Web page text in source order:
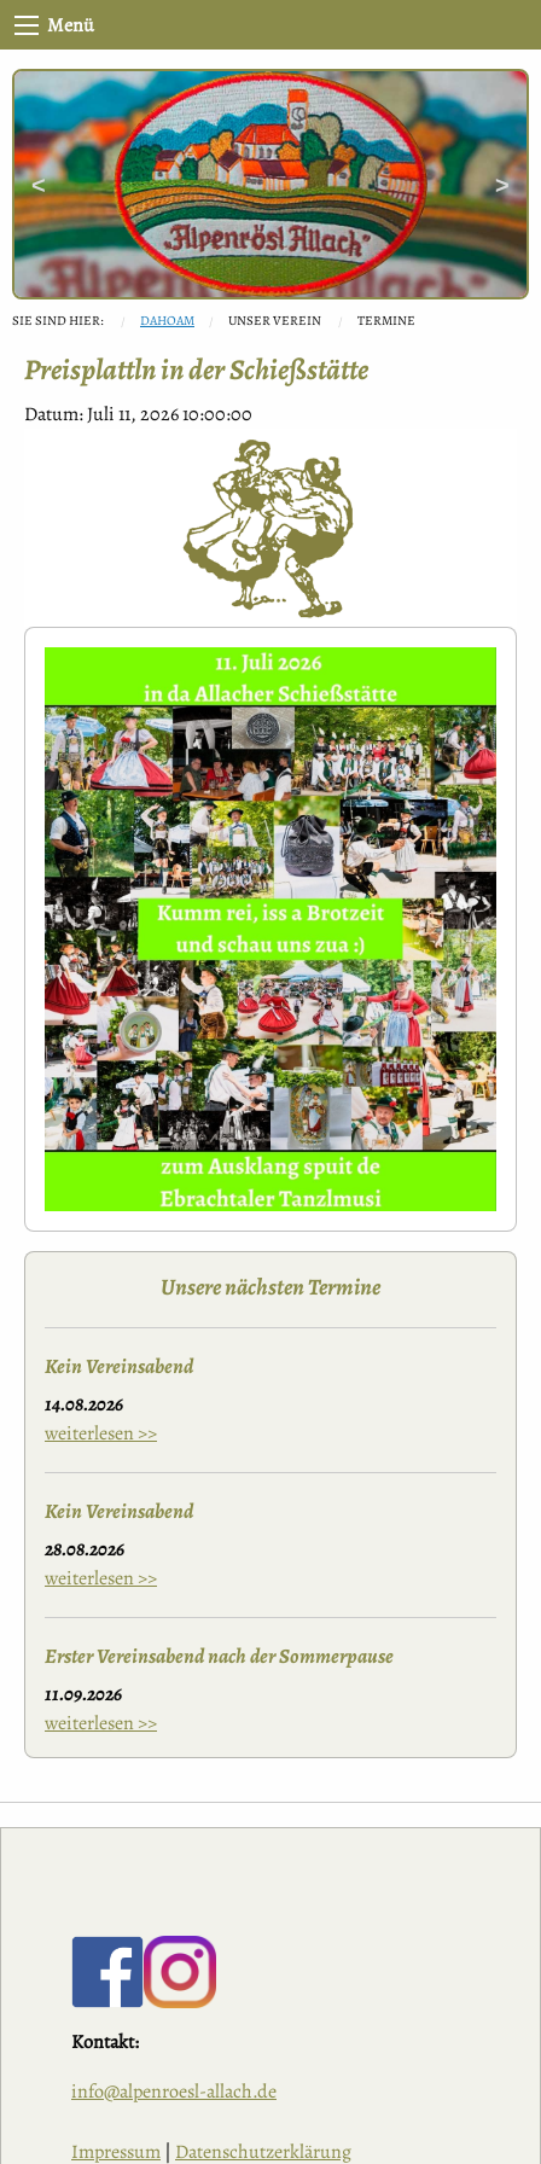
Menü
Previous
Slide
Next
Slide
SIE SIND HIER: DAHOAM UNSER VEREIN TERMINE
Preisplattln in der Schießstätte
Datum:Juli 11, 2026 10:00:00
Unsere nächsten Termine
Kein Vereinsabend
14.08.2026
weiterlesen >>
Kein Vereinsabend
28.08.2026
weiterlesen >>
Erster Vereinsabend nach der Sommerpause
11.09.2026
weiterlesen >>
Kontakt:
info@alpenroesl-allach.de
Impressum | Datenschutzerklärung